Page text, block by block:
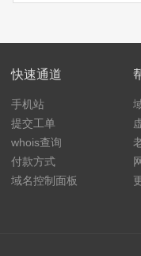
快速通道
手机站
提交工单
whois查询
付款方式
域名控制面板